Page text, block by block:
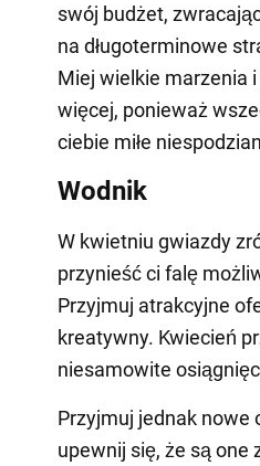
swój budżet,
na długoterminowe
Miej wielkie marzenia
więcej, ponieważ
ciebie miłe
Wodnik
W kwietniu gwiazdy
przynieść ci falę
Przyjmuj atrakcyjne
kreatywny. Kwiecień
niesamowite
Przyjmuj jednak nowe
upewnij się, że są one